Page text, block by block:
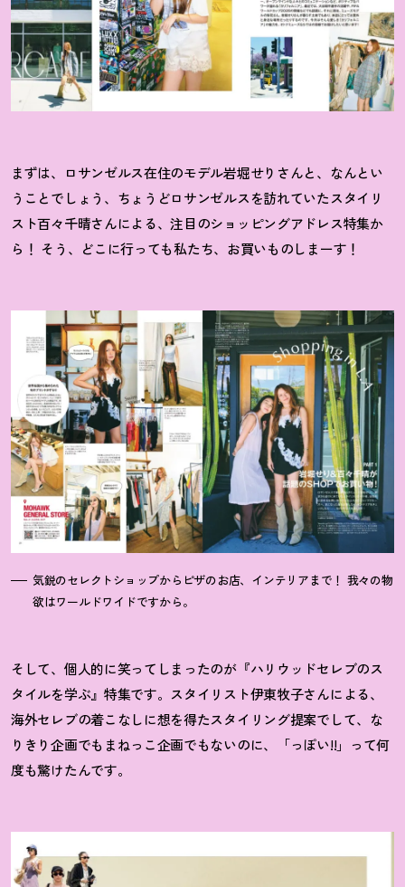
まずは、ロサンゼルス在住のモデル岩堀せりさんと、なんとい
うことでしょう、ちょうどロサンゼルスを訪れていたスタイリ
スト百々千晴さんによる、注目のショッピングアドレス特集か
ら ！ そう、どこに行っても私たち、お買いものしまーす ！
気鋭のセレクトショップからピザのお店、インテリアまで ！ 我々の物
欲はワールドワイドですから。
そして、個人的に笑ってしまったのが『ハリウッドセレブのス
タイルを学ぶ』特集です。スタイリスト伊東牧子さんによる、
海外セレブの着こなしに想を得たスタイリング提案でして、な
りきり企画でもまねっこ企画でもないのに、「っぽい!!」って何
度も驚けたんです。